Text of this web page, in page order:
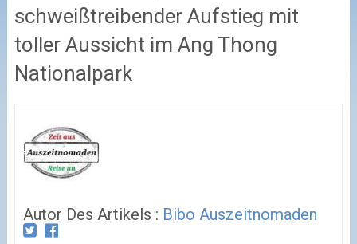
schweißtreibender Aufstieg mit
toller Aussicht im Ang Thong
Nationalpark
Autor Des Artikels : Bibo Auszeitnomaden